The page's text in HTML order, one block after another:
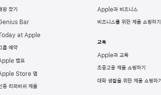
장 찾기
Bar
at Apple
룹 예약
캠프
Store 앱
증 리퍼비쉬 제품
Apple과 비즈니스
비즈니스를 위한 제품 쇼핑하기
교육
Apple과 교육
초중고용 제품 쇼핑하기
대학 생활을 위한 제품 쇼핑하기